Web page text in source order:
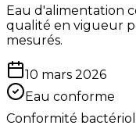
Eau d'alimentation
qualité en vigueur
mesurés.
10 mars 2026
Eau conforme
Conformité